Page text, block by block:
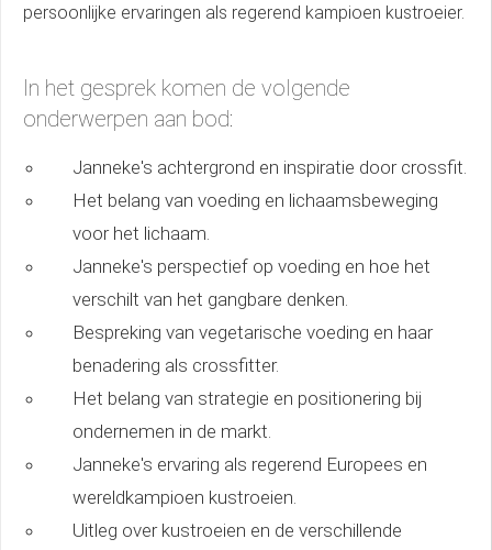
persoonlijke ervaringen als regerend kampioen kustroeier.
In het gesprek komen de volgende
onderwerpen aan bod:
Janneke's achtergrond en inspiratie door crossfit.
Het belang van voeding en lichaamsbeweging
voor het lichaam.
Janneke's perspectief op voeding en hoe het
verschilt van het gangbare denken.
Bespreking van vegetarische voeding en haar
benadering als crossfitter.
Het belang van strategie en positionering bij
ondernemen in de markt.
Janneke's ervaring als regerend Europees en
wereldkampioen kustroeien.
Uitleg over kustroeien en de verschillende